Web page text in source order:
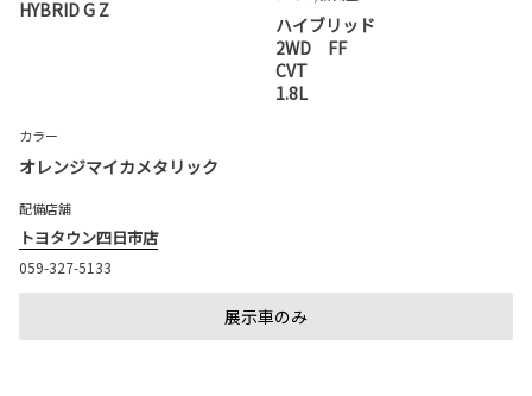
HYBRID G Z
ハイブリッド
2WD FF
CVT
1.8L
カラー
オレンジマイカメタリック
配備店舗
トヨタウン四日市店
059-327-5133
展示車のみ